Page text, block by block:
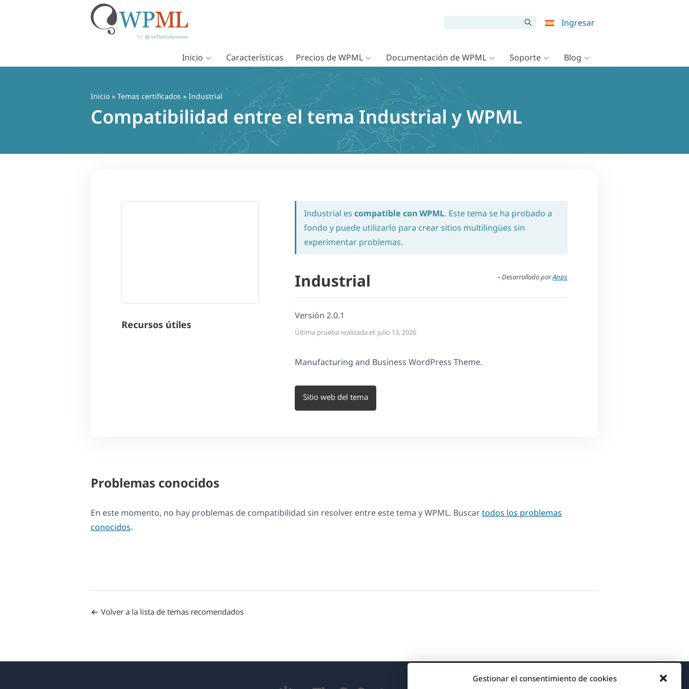
Gestionar el consentimiento de cookies
Ingresar
Inicio Características Precios de WPML Documentación de WPML Soporte Blog
Inicio » Temas certificados » Industrial
Compatibilidad entre el tema Industrial y WPML
Recursos útiles
Industrial es compatible con WPML. Este tema se ha probado a
fondo y puede utilizarlo para crear sitios multilingües sin
experimentar problemas.
Industrial – Desarrollado porAnps
Versión 2.0.1
Última prueba realizada el: julio 13, 2026
Manufacturing and Business WordPress Theme.
Sitio web del tema
Problemas conocidos
En este momento, no hay problemas de compatibilidad sin resolver entre este tema y WPML. Buscartodos los problemas
conocidos.
Volver a la lista de temas recomendados